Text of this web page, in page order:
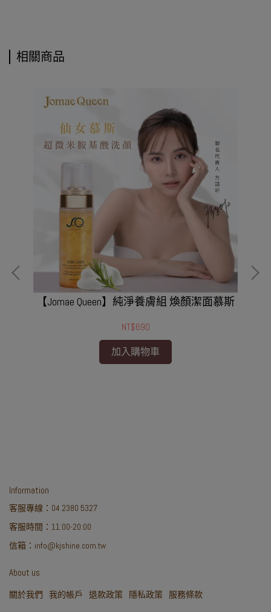
相關商品
【Jomae Queen】純淨養膚組 煥顏潔面慕斯
NT$690
加入購物車
Information
客服專線：04 2380 5327
客服時間：11:00-20:00
信箱：info@kjshine.com.tw
About us
關於我們 我的帳戶 退款政策 隱私政策 服務條款